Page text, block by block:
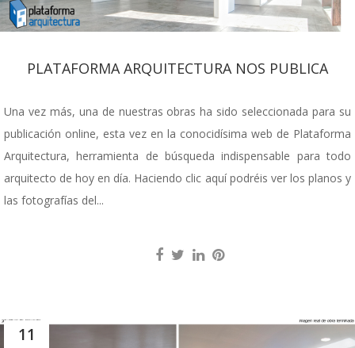
PLATAFORMA ARQUITECTURA NOS PUBLICA
Una vez más, una de nuestras obras ha sido seleccionada para su
publicación online, esta vez en la conocidísima web de Plataforma
Arquitectura, herramienta de búsqueda indispensable para todo
arquitecto de hoy en día. Haciendo clic aquí podréis ver los planos y
las fotografías del...
11